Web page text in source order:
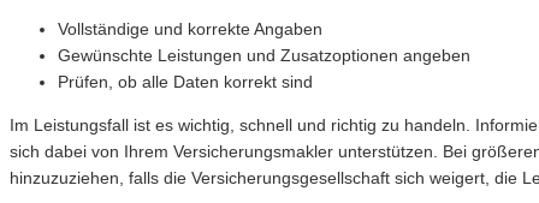
Vollständige und korrekte Angaben
Gewünschte Leistungen und Zusatzoptionen angeben
Prüfen, ob alle Daten korrekt sind
Im Leistungsfall ist es wichtig, schnell und richtig zu handeln.
sich dabei von Ihrem Versicherungsmakler unterstützen. Bei
hinzuzuziehen, falls die Versicherungsgesellschaft sich weigert, die